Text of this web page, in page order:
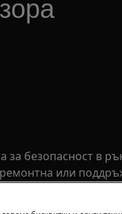
безопасност в
или